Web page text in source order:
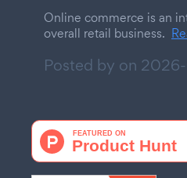
Online commerce is an
overall retail business.
Posted by on